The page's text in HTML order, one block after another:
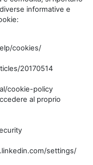
informative e
cookies/
20170514
cookie-policy
al proprio
settings/